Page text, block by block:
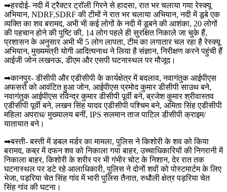
➡हरदोई- नदी में ट्रैक्टर ट्रॉली गिरने से हादसा, रात भर चलाया गया रेस्क्यू
अभियान, NDRF,SDRF की टीमों ने रात भर चलाया अभियान, नदी में डूबे एक
व्यक्ति का शव बरामद, अभी भी कई लोगों के नदी में डूबने की आशंका, 20 लोगों
की पहचान होने की पुष्टि की, 14 लोग पहले ही सुरक्षित निकाले जा चुके हैं,
प्रशासन के अनुसार अभी भी 5 लोग लापता, टीम का लगातार चल रहा है रेस्क्यू
अभियान, मुख्यमंत्री योगी आदित्यनाथ ने लिया है संज्ञान, निरीक्षण करने पहुंची हैं
आईजी जोन लखनऊ, डीएम और एसपी घटनास्थल पर मौजूद।
➡कानपुर- डीसीपी और एडीसीपी के कार्यक्षेत्र में बदलाव, नवागंतुक आईपीएस
अफसरों को आवंटित हुआ जोन, आईपीएस प्रमोद कुमार डीसीपी साउथ बने,
नवागंतुक आईपीएस रविन्द्र कुमार डीसीपी पूर्वी बने, ब्रजेश कुमार श्रीवास्तव
एडीसीपी पूर्वी बने, लखन सिंह यादव एडीसीपी पश्चिम बने, अमिता सिंह एडीसीपी
महिला अपराध/ मुख्यालय बनीं, IPS सलमान ताज पाटिल डीसीपी क्राइम/
यातायात बने।
➡बस्ती- बस्ती में डबल मर्डर का मामला, पुलिस ने किशोरी के शव को किया
बरामद, कब्र में दफन शव को निकाला गया बाहर, उच्चाधिकारियों की निगरानी में
निकाला बाहर, किशोरी के शरीर पर भी गंभीर चोट के निशान, देर रात तक
घटनास्थल पर डटे रहे आलाधिकारी, पुलिस ने दोनों शवों को पोस्टमार्टम के लिए
भेजा, पड़रिया चेत सिंह गांव में भारी पुलिस तैनात, रुधौली क्षेत्र पड़रिया चेत
सिंह गांव की घटना।